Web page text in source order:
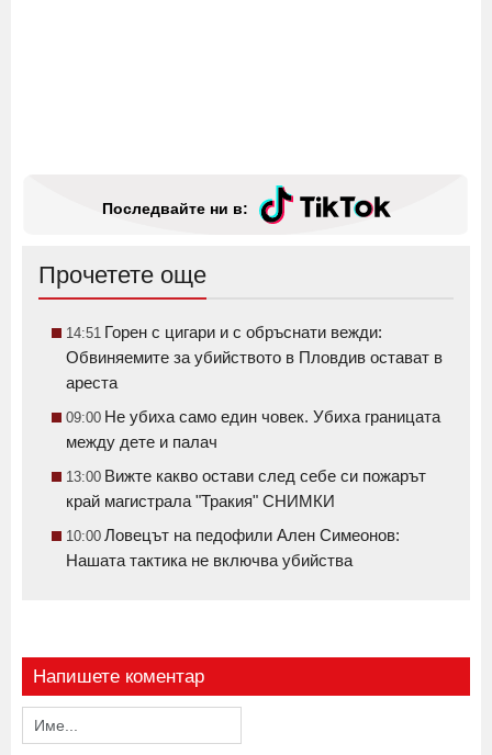
Последвайте ни в:
Прочетете още
14:51 Горен с цигари и с обръснати вежди:
Обвиняемите за убийството в Пловдив остават в
ареста
09:00 Не убиха само един човек. Убиха границата
между дете и палач
13:00 Вижте какво остави след себе си пожарът
край магистрала "Тракия" СНИМКИ
10:00 Ловецът на педофили Ален Симеонов:
Нашата тактика не включва убийства
Напишете коментар